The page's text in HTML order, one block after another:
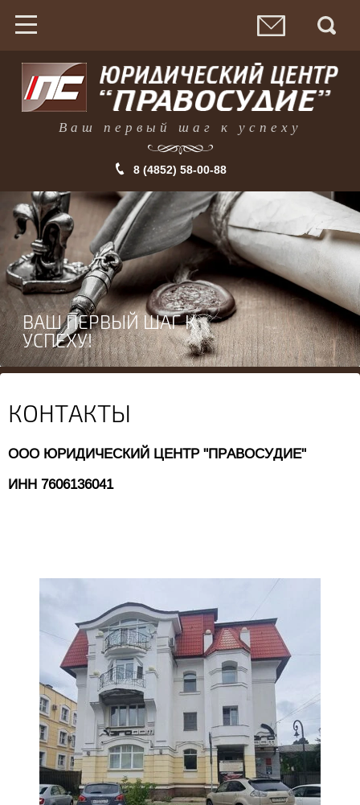
Ваш первый шаг к успеху
8 (4852) 58-00-88
ВАШ ПЕРВЫЙ ШАГ К
УСПЕХУ!
КОНТАКТЫ
ООО ЮРИДИЧЕСКИЙ ЦЕНТР "ПРАВОСУДИЕ"
ИНН 7606136041